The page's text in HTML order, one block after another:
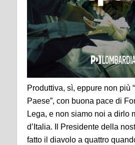
Produttiva, sì, eppure non più
Paese”, con buona pace di
Lega, e non siamo noi a dirlo
d’Italia. Il Presidente della
fatto il diavolo a quattro